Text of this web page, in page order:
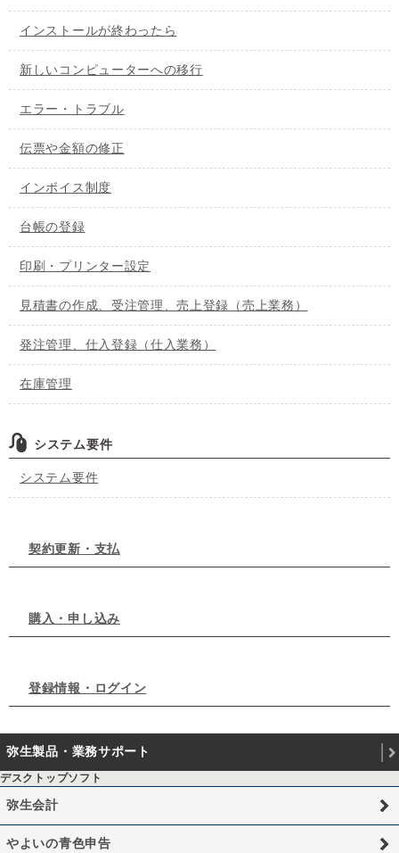
インストールが終わったら
新しいコンピューターへの移行
エラー・トラブル
伝票や金額の修正
インボイス制度
台帳の登録
印刷・プリンター設定
見積書の作成、受注管理、売上登録（売上業務）
発注管理、仕入登録（仕入業務）
在庫管理
システム要件
システム要件
契約更新・支払
購入・申し込み
登録情報・ログイン
弥生製品・業務サポート
デスクトップソフト
弥生会計
やよいの青色申告